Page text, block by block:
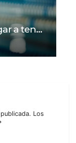
a tener
Los